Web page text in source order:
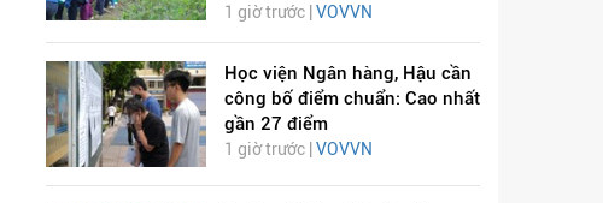
1 giờ trước | VOVVN
Học viện Ngân hàng, Hậu cần
công bố điểm chuẩn: Cao nhất
gần 27 điểm
1 giờ trước | VOVVN